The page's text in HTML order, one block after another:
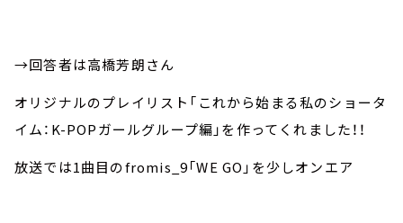
→回答者は高橋芳朗さん
オリジナルのプレイリスト「これから始まる私のショータ
イム：K-POPガールグループ編」を作ってくれました！！
放送では1曲目のfromis_9「WE GO」を少しオンエア